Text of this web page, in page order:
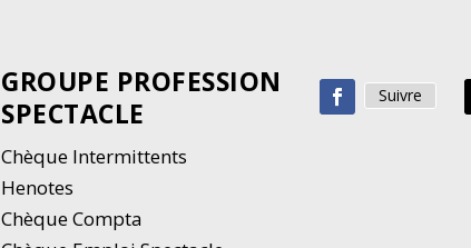
GROUPE PROFESSION
SPECTACLE
Chèque Intermittents
Henotes
Chèque Compta
Suivre